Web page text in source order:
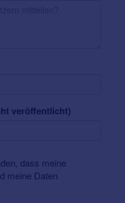
veröffentlicht)
dass meine
meine Daten